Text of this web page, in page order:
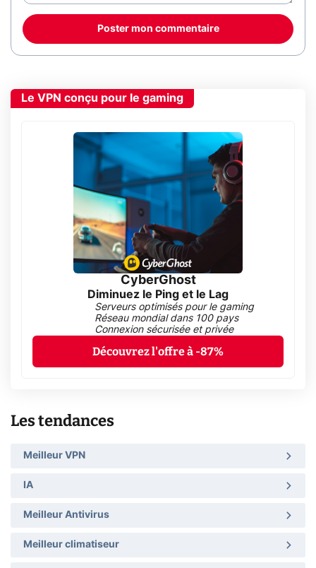
Poster mon commentaire
Le VPN conçu pour le gaming
CyberGhost
Diminuez le Ping et le Lag
Serveurs optimisés pour le gaming
Réseau mondial dans 100 pays
Connexion sécurisée et privée
Découvrez l'offre à -87%
Les tendances
Meilleur VPN
IA
Meilleur Antivirus
Meilleur climatiseur